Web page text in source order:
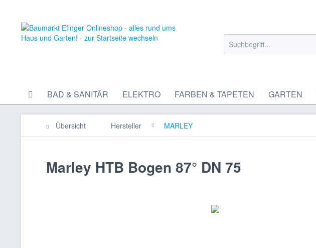
BAD & SANITÄR ELEKTRO FARBEN & TAPETEN GARTEN
Übersicht Hersteller MARLEY
Marley HTB Bogen 87° DN 75